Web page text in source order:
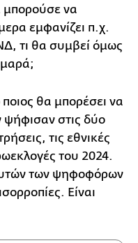
μπορούσε να
εμφανίζει π.χ.
τι θα συμβεί όμως
ποιος θα μπορέσει να
ψήφισαν στις δύο
τις εθνικές
του 2024.
των ψηφοφόρων
Είναι